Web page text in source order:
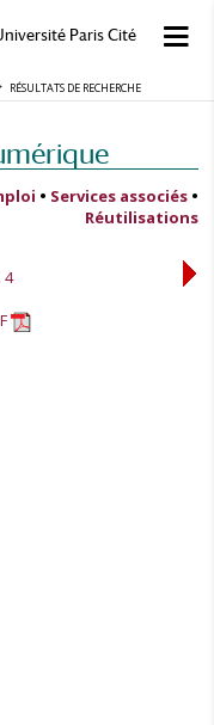
Paris Cité
RÉSULTATS DE RECHERCHE
• Services associés •
Réutilisations
4